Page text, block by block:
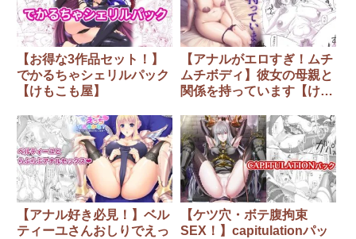
【お得な3作品セット！】
でかるちゃシェリルパック
【けもこも屋】
【アナルがエロすぎ！ムチ
ムチボディ】彼女の母親と
関係を持っています【けも
【アナル好き必見！】ベル
ティーユさんおしりでえっ
【ケツ穴・ボテ腹拘束
SEX！】capitulationパッ